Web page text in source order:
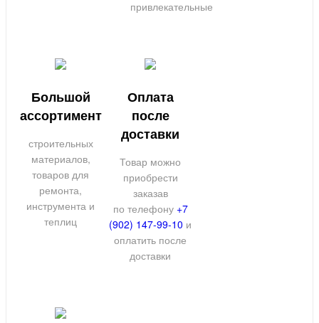
привлекательные
Большой
ассортимент
строительных
материалов,
товаров для
ремонта,
инструмента и
теплиц
Оплата
после
доставки
Товар можно
приобрести
заказав
по телефону +7
(902) 147-99-10 и
оплатить после
доставки